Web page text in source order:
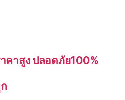
คาสูง ปลอดภัย100%